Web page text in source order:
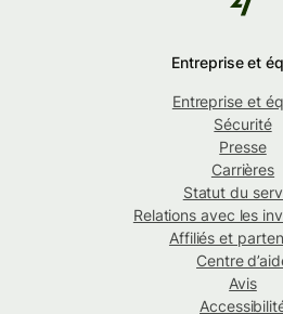
Entreprise et
Entreprise et
Sécurité
Presse
Carrières
Statut du
Relations avec les
Affiliés et
Centre
Avis